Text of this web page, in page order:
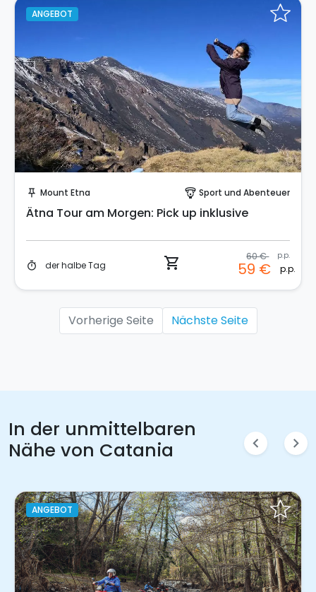
ANGEBOT
push_pin Mount Etna paragliding Sport und Abenteuer
Ätna Tour am Morgen: Pick up inklusive
timer der halbe Tag shopping_cart 60 € p.p.
59 € p.p.
Vorherige Seite Nächste Seite
In der unmittelbaren
Nähe von Catania
chevron_left chevron_right